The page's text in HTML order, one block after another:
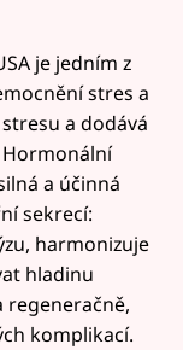
je jedním z
stres a
a dodává
a účinná
sekrecí:
harmonizuje
hladinu
regeneračně,
komplikací.